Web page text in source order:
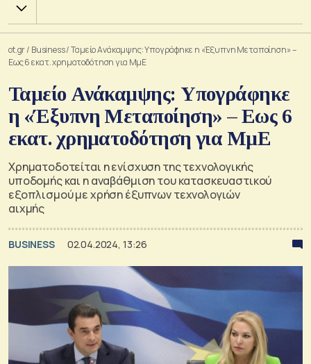
Χ.Α.
ot.gr/ Business/Ταμείο Ανάκαμψης: Υπογράφηκε η «Έξυπνη Μεταποίηση» –
Εως 6 εκατ. χρηματοδότηση για ΜμΕ
Ταμείο Ανάκαμψης: Υπογράφηκε
η «Έξυπνη Μεταποίηση» – Εως 6
εκατ. χρηματοδότηση για ΜμΕ
Χρηματοδοτείται η ενίσχυση της τεχνολογικής
υποδομής και η αναβάθμιση του κατασκευαστικού
εξοπλισμού με χρήση έξυπνων τεχνολογιών
αιχμής
BUSINESS 02.04.2024, 13:26